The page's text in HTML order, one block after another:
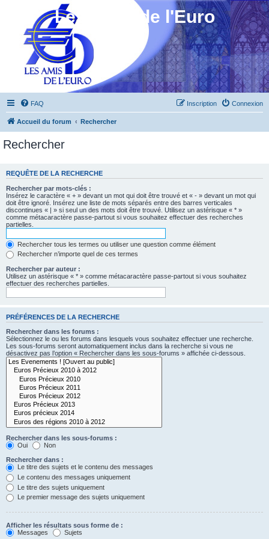
Les Amis de l'Euro
FAQ Connexion
Inscription
Accueil du forum Rechercher
Rechercher
REQUÊTE DE LA RECHERCHE
Rechercher par mots-clés :
Insérez le caractère « + » devant un mot qui doit être trouvé et « - » devant un mot qui
doit être ignoré. Insérez une liste de mots séparés entre des barres verticales
discontinues « | » si seul un des mots doit être trouvé. Utilisez un astérisque « * »
comme métacaractère passe-partout si vous souhaitez effectuer des recherches
partielles.
Rechercher tous les termes ou utiliser une question comme élément
Rechercher n’importe quel de ces termes
Rechercher par auteur :
Utilisez un astérisque « * » comme métacaractère passe-partout si vous souhaitez
effectuer des recherches partielles.
PRÉFÉRENCES DE LA RECHERCHE
Rechercher dans les forums :
Sélectionnez le ou les forums dans lesquels vous souhaitez effectuer une recherche.
Les sous-forums seront automatiquement inclus dans la recherche si vous ne
désactivez pas l’option « Rechercher dans les sous-forums » affichée ci-dessous.
Rechercher dans les sous-forums :
Oui
Non
Rechercher dans :
Le titre des sujets et le contenu des messages
Le contenu des messages uniquement
Le titre des sujets uniquement
Le premier message des sujets uniquement
Afficher les résultats sous forme de :
Messages
Sujets